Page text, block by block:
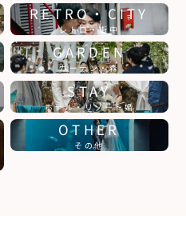
RETRO・CITY
レトロ・街中
GARDEN
ガーデン・森
STAY
ホテル・リゾート婚
OTHER
その他